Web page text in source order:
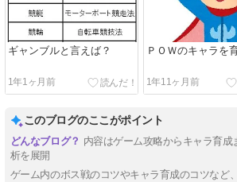
ギャンブルと言えば？
1年1ヶ月前
ＰＯＷのキャラを
1年11ヶ月前
このブログのここがポイント
内容はゲーム攻略からキャラ育
析を展開
ゲーム内のボス戦のコツやキャラ育成のコツなど